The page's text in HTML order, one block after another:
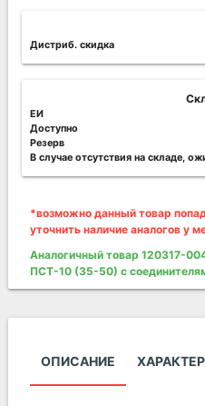
Дистриб. скидка
ЕИ
Доступно
Резерв
В случае отсутствия на складе,
*возможно данный товар
уточнить наличие аналогов у
Аналогичный товар 120317-
ПСТ-10 (35-50) с
ОПИСАНИЕ